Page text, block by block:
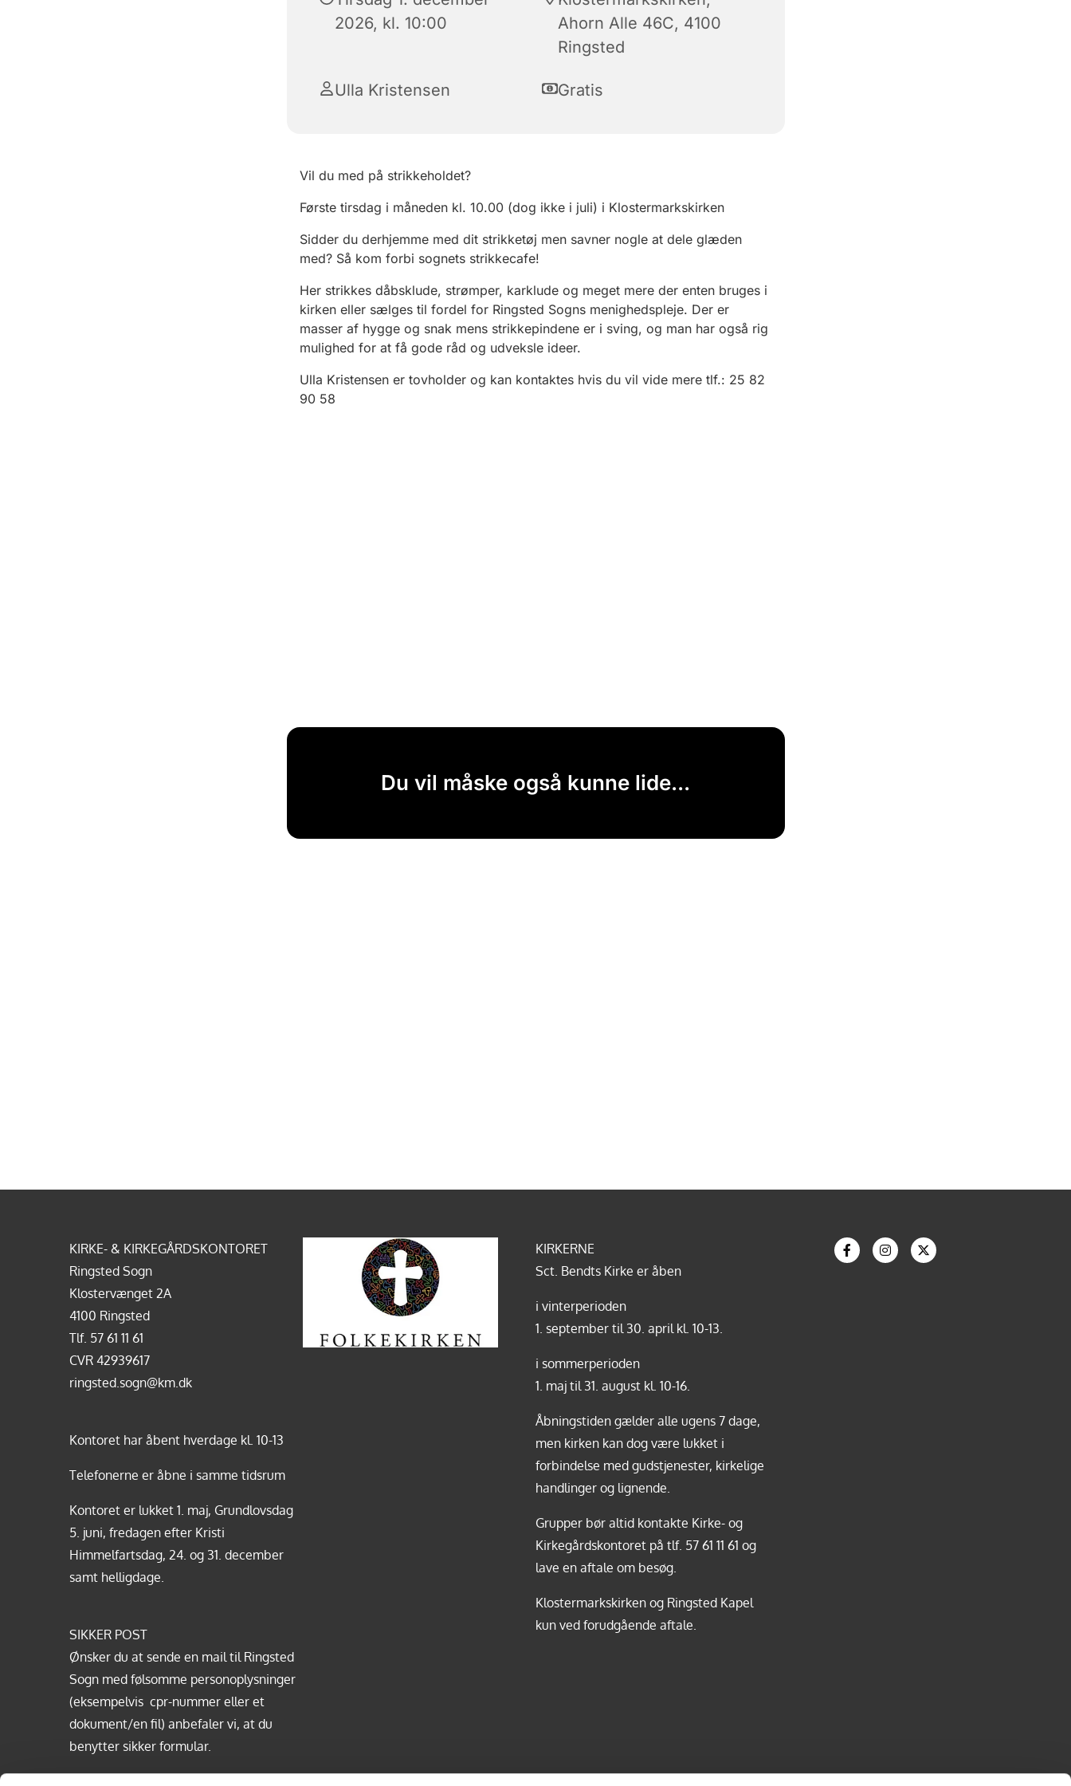
2026, kl. 10:00
Ahorn Alle 46C, 4100
Ringsted
Ulla Kristensen Gratis
Vil du med på strikkeholdet?
Første tirsdag i måneden kl. 10.00 (dog ikke i juli) i Klostermarkskirken
Sidder du derhjemme med dit strikketøj men savner nogle at dele glæden
med? Så kom forbi sognets strikkecafe!
Her strikkes dåbsklude, strømper, karklude og meget mere der enten bruges i
kirken eller sælges til fordel for Ringsted Sogns menighedspleje. Der er
masser af hygge og snak mens strikkepindene er i sving, og man har også rig
mulighed for at få gode råd og udveksle ideer.
Ulla Kristensen er tovholder og kan kontaktes hvis du vil vide mere tlf.: 25 82
90 58
Du vil måske også kunne lide...
KIRKE- & KIRKEGÅRDSKONTORET
Ringsted Sogn
Klostervænget 2A
4100 Ringsted
Tlf. 57 61 11 61
CVR 42939617
ringsted.sogn@km.dk
Kontoret har åbent hverdage kl. 10-13
Telefonerne er åbne i samme tidsrum
Kontoret er lukket 1. maj, Grundlovsdag
5. juni, fredagen efter Kristi
Himmelfartsdag, 24. og 31. december
samt helligdage.
SIKKER POST
Ønsker du at sende en mail til Ringsted
Sogn med følsomme personoplysninger
(eksempelvis cpr-nummer eller et
dokument/en fil) anbefaler vi, at du
benytter sikker formular.
KIRKERNE
Sct. Bendts Kirke er åben
i vinterperioden
1. september til 30. april kl. 10-13.
i sommerperioden
1. maj til 31. august kl. 10-16.
Åbningstiden gælder alle ugens 7 dage,
men kirken kan dog være lukket i
forbindelse med gudstjenester, kirkelige
handlinger og lignende.
Grupper bør altid kontakte Kirke- og
Kirkegårdskontoret på tlf. 57 61 11 61 og
lave en aftale om besøg.
Klostermarkskirken og Ringsted Kapel
kun ved forudgående aftale.